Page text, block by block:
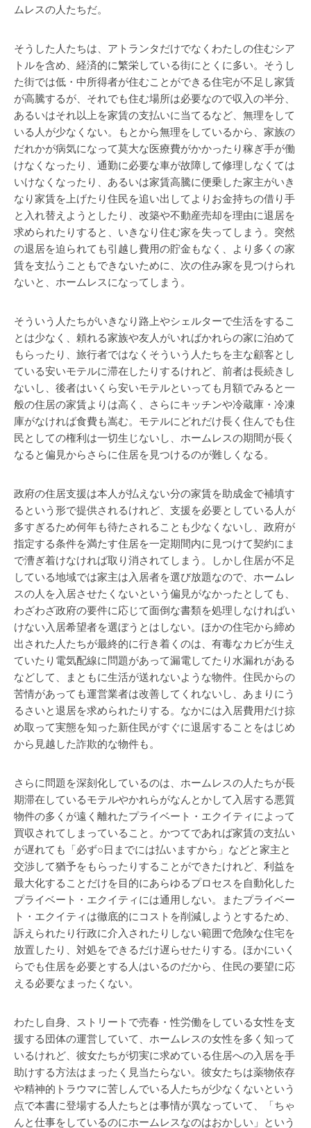
ムレスの人たちだ。
そうした人たちは、アトランタだけでなくわたしの住むシア
トルを含め、経済的に繁栄している街にとくに多い。そうし
た街では低・中所得者が住むことができる住宅が不足し家賃
が高騰するが、それでも住む場所は必要なので収入の半分、
あるいはそれ以上を家賃の支払いに当てるなど、無理をして
いる人が少なくない。もとから無理をしているから、家族の
だれかが病気になって莫大な医療費がかかったり稼ぎ手が働
けなくなったり、通勤に必要な車が故障して修理しなくては
いけなくなったり、あるいは家賃高騰に便乗した家主がいき
なり家賃を上げたり住民を追い出してよりお金持ちの借り手
と入れ替えようとしたり、改築や不動産売却を理由に退居を
求められたりすると、いきなり住む家を失ってしまう。突然
の退居を迫られても引越し費用の貯金もなく、より多くの家
賃を支払うこともできないために、次の住み家を見つけられ
ないと、ホームレスになってしまう。
そういう人たちがいきなり路上やシェルターで生活をするこ
とは少なく、頼れる家族や友人がいればかれらの家に泊めて
もらったり、旅行者ではなくそういう人たちを主な顧客とし
ている安いモテルに滞在したりするけれど、前者は長続きし
ないし、後者はいくら安いモテルといっても月額でみると一
般の住居の家賃よりは高く、さらにキッチンや冷蔵庫・冷凍
庫がなければ食費も嵩む。モテルにどれだけ長く住んでも住
民としての権利は一切生じないし、ホームレスの期間が長く
なると偏見からさらに住居を見つけるのが難しくなる。
政府の住居支援は本人が払えない分の家賃を助成金で補填す
るという形で提供されるけれど、支援を必要としている人が
多すぎるため何年も待たされることも少なくないし、政府が
指定する条件を満たす住居を一定期間内に見つけて契約にま
で漕ぎ着けなければ取り消されてしまう。しかし住居が不足
している地域では家主は入居者を選び放題なので、ホームレ
スの人を入居させたくないという偏見がなかったとしても、
わざわざ政府の要件に応じて面倒な書類を処理しなければい
けない入居希望者を選ぼうとはしない。ほかの住宅から締め
出された人たちが最終的に行き着くのは、有毒なカビが生え
ていたり電気配線に問題があって漏電してたり水漏れがある
などして、まともに生活が送れないような物件。住民からの
苦情があっても運営業者は改善してくれないし、あまりにう
るさいと退居を求められたりする。なかには入居費用だけ掠
め取って実態を知った新住民がすぐに退居することをはじめ
から見越した詐欺的な物件も。
さらに問題を深刻化しているのは、ホームレスの人たちが長
期滞在しているモテルやかれらがなんとかして入居する悪質
物件の多くが遠く離れたプライベート・エクイティによって
買収されてしまっていること。かつてであれば家賃の支払い
が遅れても「必ず○日までには払いますから」などと家主と
交渉して猶予をもらったりすることができたけれど、利益を
最大化することだけを目的にあらゆるプロセスを自動化した
プライベート・エクイティには通用しない。またプライベー
ト・エクイティは徹底的にコストを削減しようとするため、
訴えられたり行政に介入されたりしない範囲で危険な住宅を
放置したり、対処をできるだけ遅らせたりする。ほかにいく
らでも住居を必要とする人はいるのだから、住民の要望に応
える必要なまったくない。
わたし自身、ストリートで売春・性労働をしている女性を支
援する団体の運営していて、ホームレスの女性を多く知って
いるけれど、彼女たちが切実に求めている住居への入居を手
助けする方法はまったく見当たらない。彼女たちは薬物依存
や精神的トラウマに苦しんでいる人たちが少なくないという
点で本書に登場する人たちとは事情が異なっていて、「ちゃ
んと仕事をしているのにホームレスなのはおかしい」という